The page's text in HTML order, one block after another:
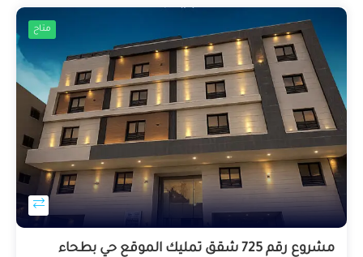
متاح
مشروع رقم 725 شقق تمليك الموقع حي بطحاء